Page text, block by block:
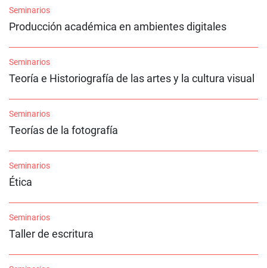
Seminarios
Producción académica en ambientes digitales
Seminarios
Teoría e Historiografía de las artes y la cultura visual
Seminarios
Teorías de la fotografía
Seminarios
Ética
Seminarios
Taller de escritura